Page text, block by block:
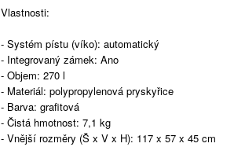
Vlastnosti:
- Systém pístu (víko): automatický
- Integrovaný zámek: Ano
- Objem: 270 l
- Materiál: polypropylenová pryskyřice
- Barva: grafitová
- Čistá hmotnost: 7,1 kg
- Vnější rozměry (Š x V x H): 117 x 57 x 45 cm